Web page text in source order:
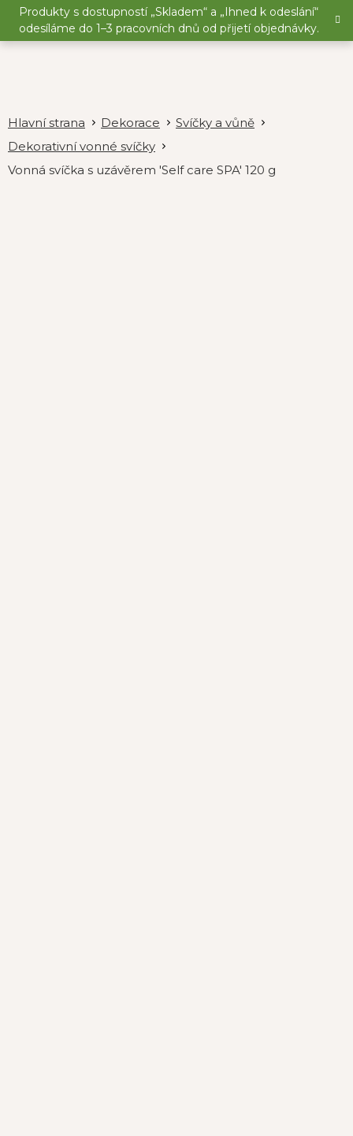
Přejít
obsah
Produkty s dostupností „Skladem“ a „Ihned k odeslání“
odesíláme do 1–3 pracovních dnů od přijetí objednávky.
Dekorace
Svíčky a vůně
Dekorativní vonné svíčky
Vonná svíčka s uzávěrem 'Self care SPA' 120 g